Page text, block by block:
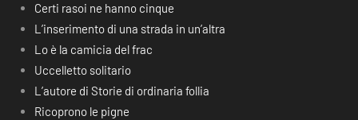
Certi rasoi ne hanno cinque
L’inserimento di una strada in un’altra
Lo è la camicia del frac
Uccelletto solitario
L’autore di Storie di ordinaria follia
Ricoprono le pigne